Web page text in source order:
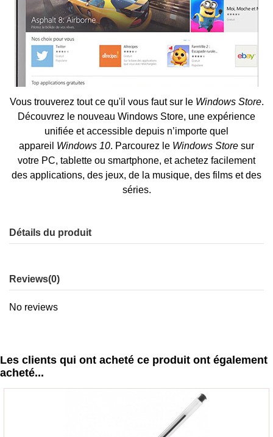
Vous trouverez tout ce qu'il vous faut sur le Windows Store.
Découvrez le nouveau Windows Store, une expérience
unifiée et accessible depuis n’importe quel
appareil Windows 10. Parcourez le Windows Store sur
votre PC, tablette ou smartphone, et achetez facilement
des applications, des jeux, de la musique, des films et des
séries.
Détails du produit
Reviews(0)
No reviews
Les clients qui ont acheté ce produit ont également
acheté...